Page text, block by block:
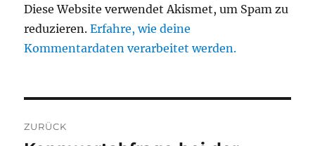
Diese Website verwendet Akismet, um Spam zu
reduzieren.Erfahre, wie deine
Kommentardaten verarbeitet werden.
ZURÜCK